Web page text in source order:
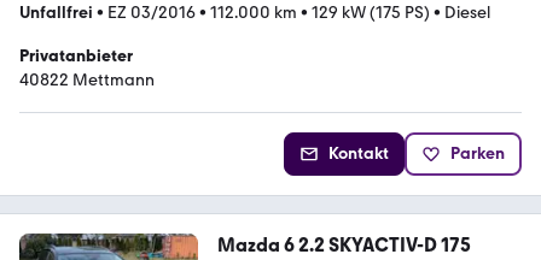
Unfallfrei • EZ 03/2016• 112.000 km • 129 kW (175 PS) • Diesel
Privatanbieter
40822 Mettmann
Kontakt Parken
Mazda 6 2.2 SKYACTIV-D 175